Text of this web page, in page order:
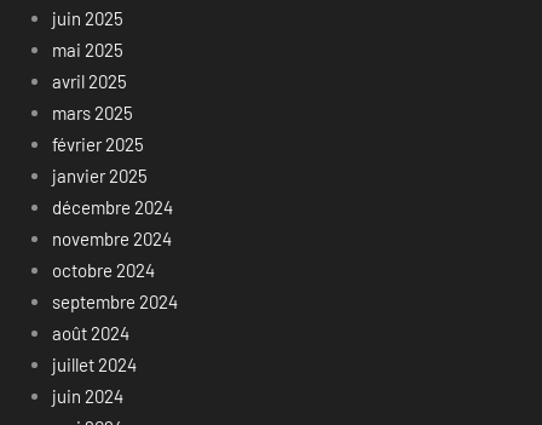
juin 2025
mai 2025
avril 2025
mars 2025
février 2025
janvier 2025
décembre 2024
novembre 2024
octobre 2024
septembre 2024
août 2024
juillet 2024
juin 2024